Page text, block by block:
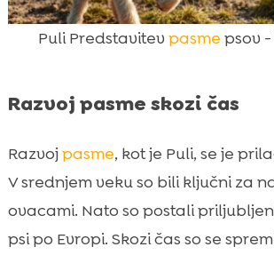
Puli Predstavitev pasme psov -
Razvoj pasme skozi čas
Razvojpasme, kot je Puli, se je
V srednjem veku so bili ključni za
ovacami. Nato so postali
psi po Evropi. Skozi čas so se